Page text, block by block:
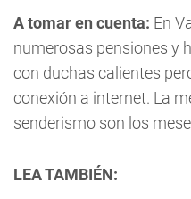
A tomar en cuenta: En
numerosas pensiones y
con duchas calientes
conexión a internet. La
senderismo son los
LEA TAMBIÉN: